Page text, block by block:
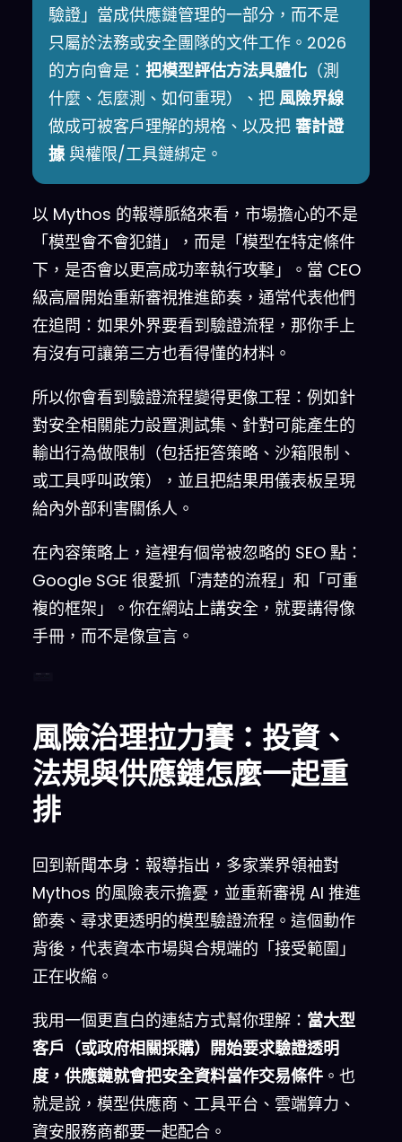
驗證」當成供應鏈管理的一部分，而不是
只屬於法務或安全團隊的文件工作。2026
的方向會是： 把模型評估方法具體化 （測
什麼、怎麼測、如何重現）、把 風險界線
做成可被客戶理解的規格、以及把 審計證
據與權限/工具鏈綁定。
以 Mythos 的報導脈絡來看，市場擔心的不是
「模型會不會犯錯」，而是「模型在特定條件
下，是否會以更高成功率執行攻擊」。當 CEO
級高層開始重新審視推進節奏，通常代表他們
在追問：如果外界要看到驗證流程，那你手上
有沒有可讓第三方也看得懂的材料。
所以你會看到驗證流程變得更像工程：例如針
對安全相關能力設置測試集、針對可能產生的
輸出行為做限制（包括拒答策略、沙箱限制、
或工具呼叫政策），並且把結果用儀表板呈現
給內外部利害關係人。
在內容策略上，這裡有個常被忽略的 SEO 點：
Google SGE 很愛抓「清楚的流程」和「可重
複的框架」。你在網站上講安全，就要講得像
手冊，而不是像宣言。
風險治理拉力賽：投資、
法規與供應鏈怎麼一起重
排
回到新聞本身：報導指出，多家業界領袖對
Mythos 的風險表示擔憂，並重新審視 AI 推進
節奏、尋求更透明的模型驗證流程。這個動作
背後，代表資本市場與合規端的「接受範圍」
正在收縮。
我用一個更直白的連結方式幫你理解： 當大型
客戶（或政府相關採購）開始要求驗證透明
度，供應鏈就會把安全資料當作交易條件 。也
就是說，模型供應商、工具平台、雲端算力、
資安服務商都要一起配合。